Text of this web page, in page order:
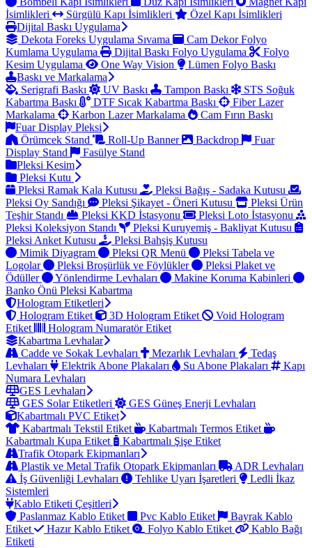
İsimlikleri
Sürgülü Kapı İsimlikleri
Özel Kapı İsimlikleri
Dijital Baskı Uygulama
Dekota Foreks Uygulama Sıvama
Cam Dekor Folyo
Kumlama Uygulama
Dijital Baskı Folyo Uygulama
Folyo
Kesim Uygulama
One Way Vision
Lümen Folyo Baskı
Baskı ve Markalama
Serigrafi Baskı
UV Baskı Tampon Baskı
STS Soğuk
Kabartma Baskı
DTF Sıcak Kabartma Baskı
Fiber Lazer
Markalama
Karbon Lazer Markalama
Cam Fırın Baskı
Fuar Display Pleksi
Örümcek Stand
Roll-Up Banner Backdrop
Fuar
Display Stand
Fasülye Stand
Pleksi Kesim
Pleksi Kutu
Pleksi Ramak Kala Kutusu
Pleksi Bağış - Sadaka Kutusu
Pleksi Oy Sandığı
Pleksi Şikayet - Öneri Kutusu
Pleksi Ürün
Teşhir Standı
Pleksi KKD İstasyonu
Pleksi Loto İstasyonu
Pleksi Koleksiyon Standı
Pleksi Kuruyemiş - Bakliyat Kutusu
Pleksi Anket Kutusu
Pleksi Bahşiş Kutusu
Mimik Diyagram
Pleksi QR Menü
Pleksi Tabela ve
Logolar
Pleksi Broşürlük ve Föylükler
Pleksi Plaket ve
Ödüller
Yönlendirme Levhaları
Makine Koruma Kabinleri
Banko Önü Pleksi Kabartma
Hologram Etiketleri
Hologram Etiket
3D Hologram Etiket
Void Hologram
Etiket
Hologram Numaratör Etiket
Kabartma Levhalar
Cadde ve Sokak Levhaları
Mezarlık Levhaları
Tedaş
Levhaları
Elektrik Abone Plakaları Su Abone Plakaları
Kapı
Numara Levhaları
GES Levhaları
GES Solar Etiketleri
GES Güneş Enerji Levhaları
Kabartmalı PVC Etiket
Kabartmalı Tekstil Etiket
Kabartmalı Termos Etiket
Kabartmalı Kupa Etiket
Kabartmalı Şişe Etiket
Trafik Otopark Ekipmanları
Plastik ve Metal Trafik Otopark Ekipmanları
ADR Levhaları
İş Güvenliği Levhaları
Tehlike Uyarı İşaretleri
Ledli İkaz
Sistemleri
Kablo Etiketi Çeşitleri
Paslanmaz Kablo Etiket
Pvc Kablo Etiket
Bayrak Kablo
Etiket
Hazır Kablo Etiket Folyo Kablo Etiket
Kablo Bağı
Etiketi